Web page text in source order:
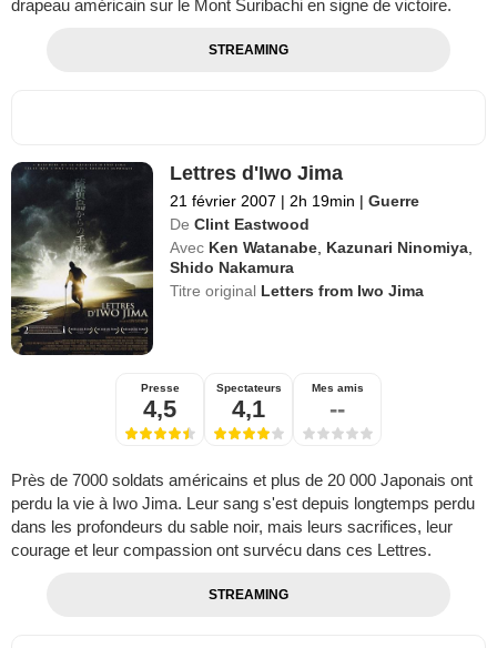
drapeau américain sur le Mont Suribachi en signe de victoire.
STREAMING
Lettres d'Iwo Jima
21 février 2007 | 2h 19min | Guerre
De Clint Eastwood
Avec Ken Watanabe Kazunari Ninomiya
Shido Nakamura
Titre original Letters from Iwo Jima
Presse
4,5
Spectateurs
4,1
Mes amis
--
Près de 7000 soldats américains et plus de 20 000 Japonais ont
perdu la vie à Iwo Jima. Leur sang s'est depuis longtemps perdu
dans les profondeurs du sable noir, mais leurs sacrifices, leur
courage et leur compassion ont survécu dans ces Lettres.
STREAMING